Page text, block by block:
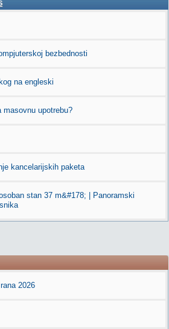
bezbednosti
na engleski
masovnu upotrebu?
kancelarijskih paketa
stan 37 m&#178; | Panoramski
2026